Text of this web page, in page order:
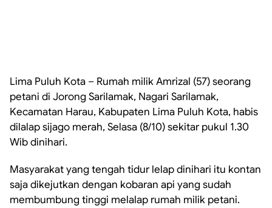
Lima Puluh Kota – Rumah milik Amrizal (57) seorang
petani di Jorong Sarilamak, Nagari Sarilamak,
Kecamatan Harau, Kabupaten Lima Puluh Kota, habis
dilalap sijago merah, Selasa (8/10) sekitar pukul 1.30
Wib dinihari.
Masyarakat yang tengah tidur lelap dinihari itu kontan
saja dikejutkan dengan kobaran api yang sudah
membumbung tinggi melalap rumah milik petani.